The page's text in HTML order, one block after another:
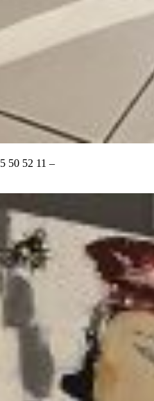
50 52 11 –